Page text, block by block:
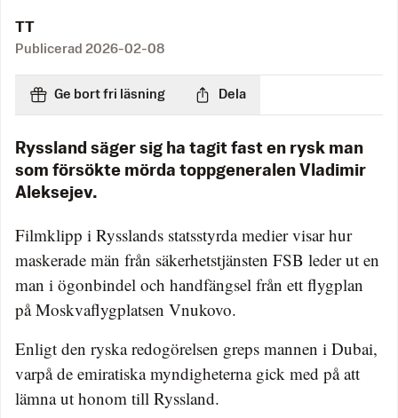
TT
Publicerad 2026-02-08
Ge bort fri läsning Dela
Ryssland säger sig ha tagit fast en rysk man
som försökte mörda toppgeneralen Vladimir
Aleksejev.
Filmklipp i Rysslands statsstyrda medier visar hur
maskerade män från säkerhetstjänsten FSB leder ut en
man i ögonbindel och handfängsel från ett flygplan
på Moskvaflygplatsen Vnukovo.
Enligt den ryska redogörelsen greps mannen i Dubai,
varpå de emiratiska myndigheterna gick med på att
lämna ut honom till Ryssland.